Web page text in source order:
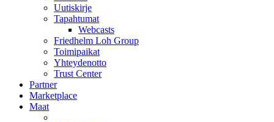
Uutiskirje
Tapahtumat
Webcasts
Friedhelm Loh Group
Toimipaikat
Yhteydenotto
Trust Center
Partner
Marketplace
Maat